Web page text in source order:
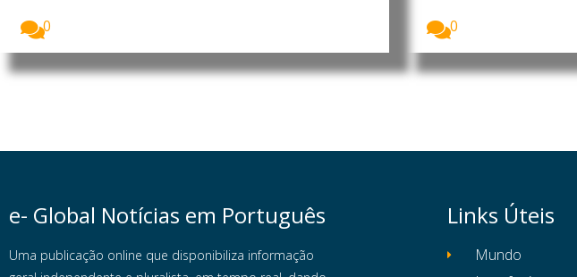
0
0
e- Global Notícias em Português
Uma publicação online que disponibiliza informação
Links Úteis
Mundo